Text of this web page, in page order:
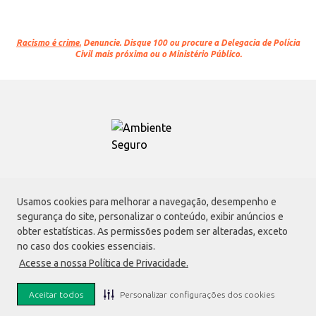
Usamos cookies para melhorar a navegação, desempenho e
segurança do site, personalizar o conteúdo, exibir anúncios e
obter estatísticas. As permissões podem ser alteradas, exceto
no caso dos cookies essenciais.
Acesse a nossa Política de Privacidade.
Aceitar todos Personalizar configurações dos cookies
Racismo é crime. Denuncie. Disque 100 ou procure a Delegacia de Polícia
Civil mais próxima ou o Ministério Público.
Atacadão S.A.
Avenida Morvan Dias de Figueiredo, 6169, Vila Maria, São Paulo - SP | CEP
02170-901 | CNPJ: 75.315.333/0001-09
Envio de documentos administrativos e jurídicos:
02170-901
faleconosco@atacadao.com.br